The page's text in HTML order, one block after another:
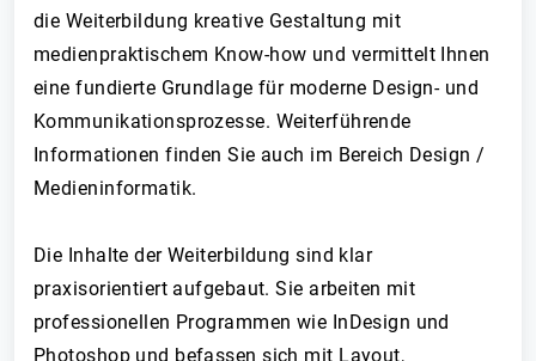
die Weiterbildung kreative Gestaltung mit
medienpraktischem Know-how und vermittelt Ihnen
eine fundierte Grundlage für moderne Design- und
Kommunikationsprozesse. Weiterführende
Informationen finden Sie auch im Bereich Design /
Medieninformatik.
Die Inhalte der Weiterbildung sind klar
praxisorientiert aufgebaut. Sie arbeiten mit
professionellen Programmen wie InDesign und
Photoshop und befassen sich mit Layout,